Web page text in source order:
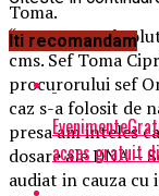
Toma.
“Pe parcursul
cms. Sef Toma
procurorului sef
caz s-a folosit de
presa am inteles
dosare ale DNA –
audiat in cauza
Iti recomandam
acces gratuit